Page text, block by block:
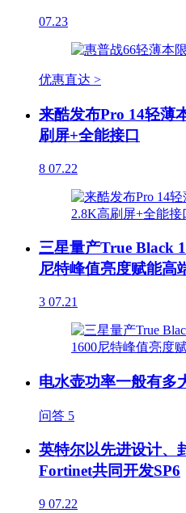
07.23
优惠直达 >
来酷发布Pro 14轻薄
刷屏+全能接口
8 07.22
三星量产True Black
尼特峰值亮度赋能高
3 07.21
电水壶功率一般有多
问答 5
英特尔以先进设计、
Fortinet共同开发SP6
9 07.22